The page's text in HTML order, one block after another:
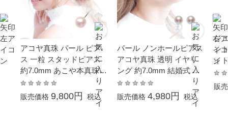
アコヤ真珠 パール ピア
ス 一粒 スタッドピアス
約7.0mm あこや本真珠
ホワイトゴールド K14W
G 結婚式 葬儀 冠婚葬祭
成人式 卒業式 入学式 母
販売価格 9,800円 税込
パール ノンホールピアス
アコヤ真珠 透明 イヤリ
ング 約7.0mm 結婚式 葬
儀 冠婚葬祭 成人式 卒業
入園 入学式 母の日 ホワ
イトデーお返し プレゼン
販売価格 4,980円 税込
ジ
ン
イ
ロ
販